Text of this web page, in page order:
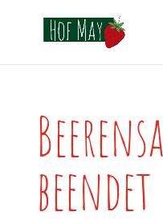
beendet